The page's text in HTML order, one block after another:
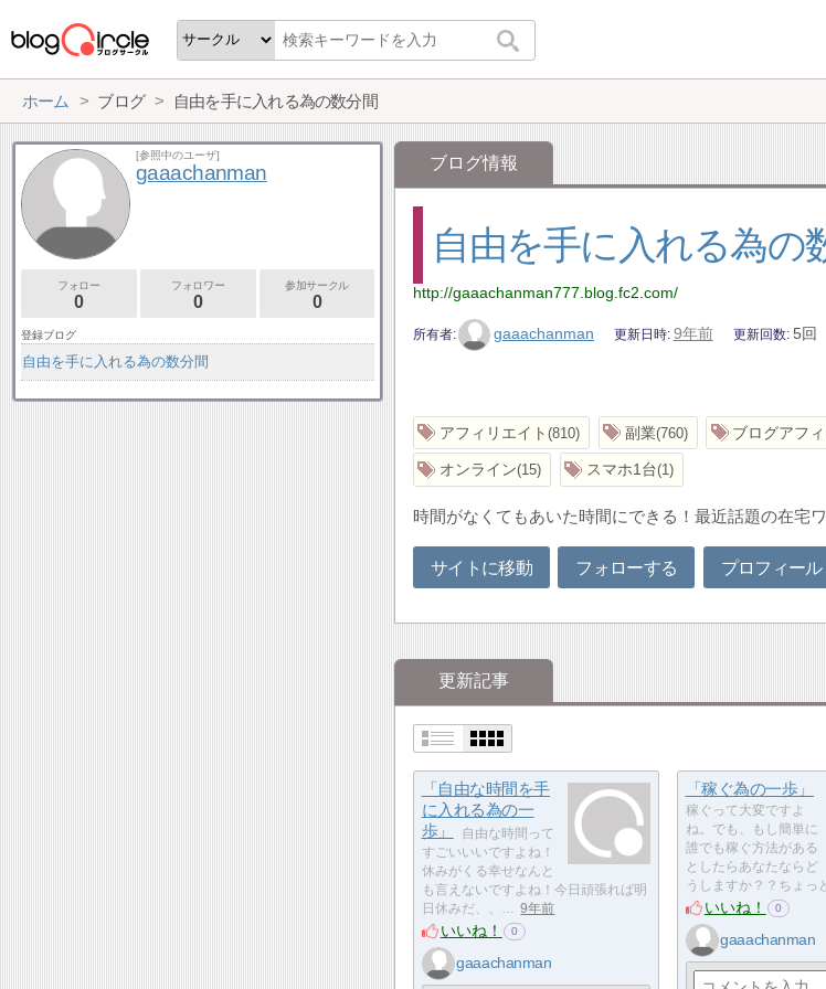
ホーム ブログ 自由を手に入れる為の数分間
ブログ情報
自由を手に入れる為の
http://gaaachanman777.blog.fc2.com/
所有者 gaaachanman 更新日時 9年前 更新回数 5回
アフィリエイト 810 副業 760 ブログアフ
オンライン 15 スマホ1台 1
時間がなくてもあいた時間にできる！最近話題の在宅
サイトに移動 フォローする プロフィール
更新記事
「自由な時間を手
に入れる為の一
歩」
自由な時間って
すごいいいですよね！
休みがくる幸せなんと
も言えないですよね！今日頑張れば明
日休みだ、、…
9年前
いいね！ 0
gaaachanman
「稼ぐ為の一歩」
稼ぐって大変ですよ
ね。でも、もし簡単に
誰でも稼ぐ方法がある
としたらあなたならど
うしますか？？ちょっ
いいね！ 0
gaaachanman
[参照中のユーザ]
gaaachanman
フォロー
0
フォロワー
0
参加サークル
0
登録ブログ
自由を手に入れる為の数分間